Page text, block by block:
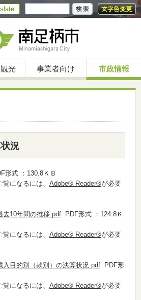
観光 事業者向け 市政情報
況
形式 ：130.8ＫＢ
になるには、 Adobe® Reader®が必要
10年間の推移.pdf PDF形式 ：124.8Ｋ
になるには、 Adobe® Reader®が必要
目的別（款別）の決算状況.pdf PDF形
になるには、 Adobe® Reader®が必要